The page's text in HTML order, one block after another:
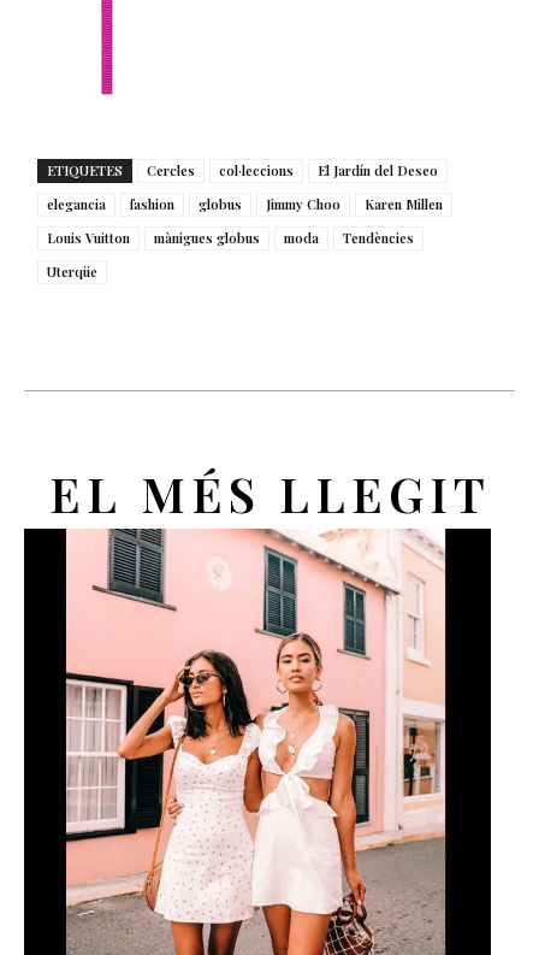
ETIQUETES Cercles col·leccions
El Jardín del Deseo
elegancia
fashion globus Jimmy Choo
Karen Millen
Louis Vuitton
mànigues globus moda
Tendències
Uterqüe
EL MÉS LLEGIT